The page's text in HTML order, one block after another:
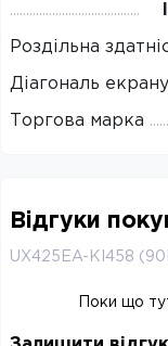
Роздільна
Діагональ екрану
Торгова марка
Відгуки
UX425EA-KI458
Поки що